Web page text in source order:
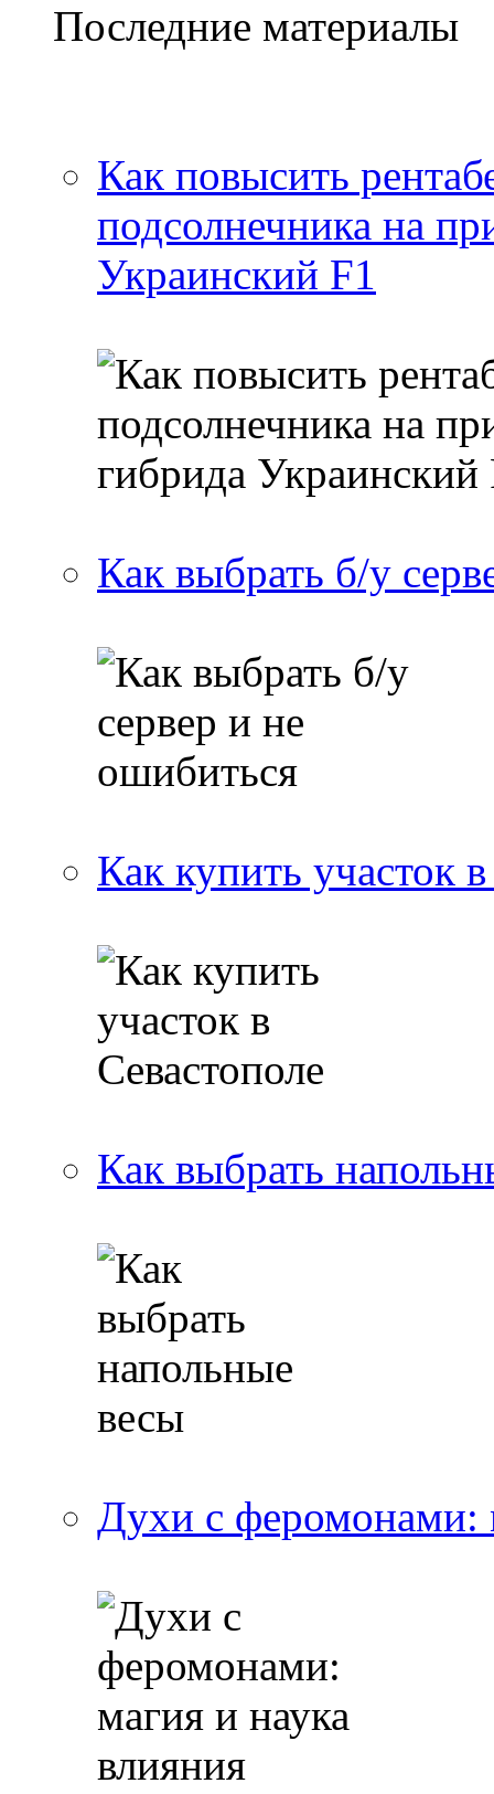
Последние материалы
Как повысить
подсолнечника на
Украинский F1
Как выбрать б/у
Как купить участок
Как выбрать
Духи с феромонами: